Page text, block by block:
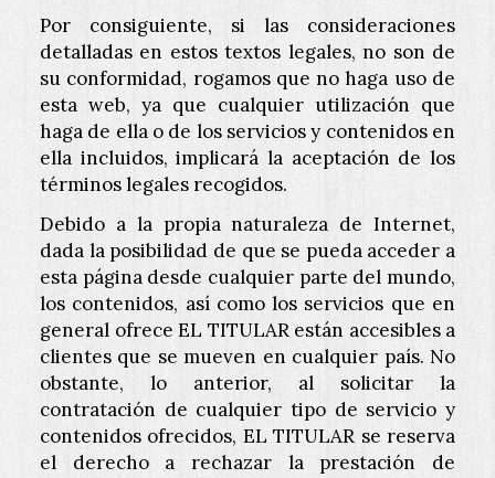
Por consiguiente, si las consideraciones
detalladas en estos textos legales, no son de
su conformidad, rogamos que no haga uso de
esta web, ya que cualquier utilización que
haga de ella o de los servicios y contenidos en
ella incluidos, implicará la aceptación de los
términos legales recogidos.
Debido a la propia naturaleza de Internet,
dada la posibilidad de que se pueda acceder a
esta página desde cualquier parte del mundo,
los contenidos, así como los servicios que en
general ofrece EL TITULAR están accesibles a
clientes que se mueven en cualquier país. No
obstante, lo anterior, al solicitar la
contratación de cualquier tipo de servicio y
contenidos ofrecidos, EL TITULAR se reserva
el derecho a rechazar la prestación de